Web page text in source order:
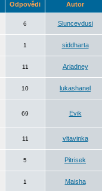
Odpovědi Autor
6 Sluncevdusi
1 siddharta
11 Ariadney
10 lukashanel
69 Evik
11 vltavinka
5 Pitrisek
1 Maisha